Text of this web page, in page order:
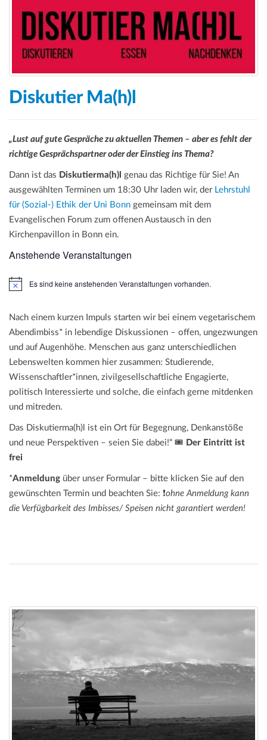
Diskutier Ma(h)l
„Lust auf gute Gespräche zu aktuellen Themen – aber es fehlt der
richtige Gesprächspartner oder der Einstieg ins Thema?
Dann ist das Diskutierma(h)l genau das Richtige für Sie! An
ausgewählten Terminen um 18:30 Uhr laden wir, der Lehrstuhl
für (Sozial-) Ethik der Uni Bonn gemeinsam mit dem
Evangelischen Forum zum offenen Austausch in den
Kirchenpavillon in Bonn ein.
Anstehende Veranstaltungen
H
w
i
s
Es sind keine anstehenden Veranstaltungen vorhanden.
Nach einem kurzen Impuls starten wir bei einem vegetarischem
Abendimbiss* in lebendige Diskussionen – offen, ungezwungen
und auf Augenhöhe. Menschen aus ganz unterschiedlichen
Lebenswelten kommen hier zusammen: Studierende,
Wissenschaftler*innen, zivilgesellschaftliche Engagierte,
politisch Interessierte und solche, die einfach gerne mitdenken
und mitreden.
Das Diskutierma(h)l ist ein Ort für Begegnung, Denkanstöße
und neue Perspektiven – seien Sie dabei!“ 🎟️ Der Eintritt ist
frei
*Anmeldung über unser Formular – bitte klicken Sie auf den
gewünschten Termin und beachten Sie: ❗ohne Anmeldung kann
die Verfügbarkeit des Imbisses/ Speisen nicht garantiert werden!